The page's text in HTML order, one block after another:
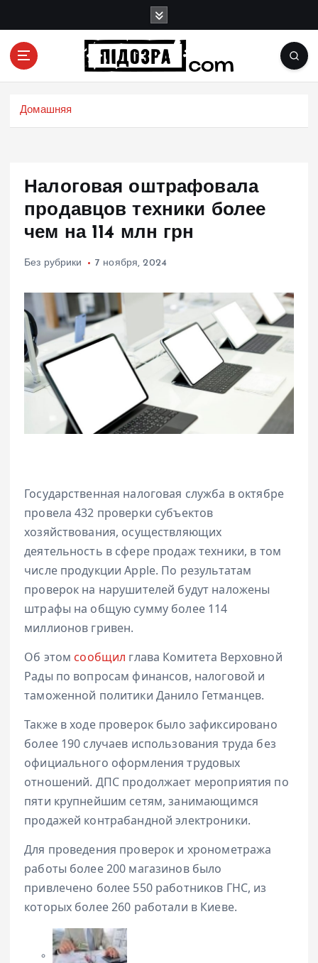
Подозрения и факты преступных действий в
Домашняя
Налоговая оштрафовала
продавцов техники более
чем на 114 млн грн
Без рубрики 7 ноября, 2024
Государственная налоговая служба в октябре
провела 432 проверки субъектов
хозяйствования, осуществляющих
деятельность в сфере продаж техники, в том
числе продукции Apple. По результатам
проверок на нарушителей будут наложены
штрафы на общую сумму более 114
миллионов гривен.
Об этом сообщил глава Комитета Верховной
Рады по вопросам финансов, налоговой и
таможенной политики Данило Гетманцев.
Также в ходе проверок было зафиксировано
более 190 случаев использования труда без
официального оформления трудовых
отношений. ДПС продолжает мероприятия по
пяти крупнейшим сетям, занимающимся
продажей контрабандной электроники.
Для проведения проверок и хронометража
работы более 200 магазинов было
привлечено более 550 работников ГНС, из
которых более 260 работали в Киеве.